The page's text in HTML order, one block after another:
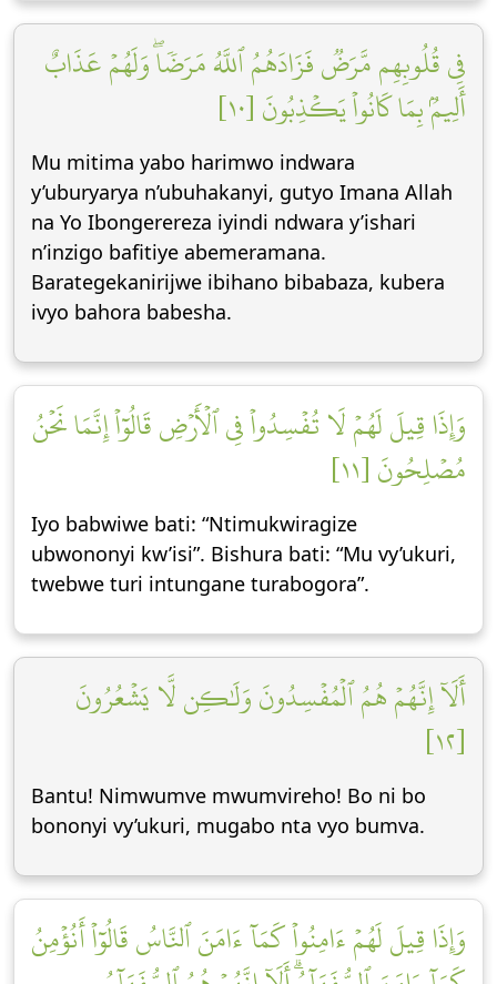
فِي قُلُوبِهِم مَّرَضٞ فَزَادَهُمُ ٱللَّهُ مَرَضٗاۖ وَلَهُمۡ عَذَابٌ
أَلِيمُۢ بِمَا كَانُواْ يَكۡذِبُونَ [١٠]
Mu mitima yabo harimwo indwara
y’uburyarya n’ubuhakanyi, gutyo Imana Allah
na Yo Ibongerereza iyindi ndwara y’ishari
n’inzigo bafitiye abemeramana.
Barategekanirijwe ibihano bibabaza, kubera
ivyo bahora babesha.
وَإِذَا قِيلَ لَهُمۡ لَا تُفۡسِدُواْ فِي ٱلۡأَرۡضِ قَالُوٓاْ إِنَّمَا نَحۡنُ
مُصۡلِحُونَ [١١]
Iyo babwiwe bati: “Ntimukwiragize
ubwononyi kw’isi”. Bishura bati: “Mu vy’ukuri,
twebwe turi intungane turabogora”.
أَلَآ إِنَّهُمۡ هُمُ ٱلۡمُفۡسِدُونَ وَلَٰكِن لَّا يَشۡعُرُونَ
[١٢]
Bantu! Nimwumve mwumvireho! Bo ni bo
bononyi vy’ukuri, mugabo nta vyo bumva.
وَإِذَا قِيلَ لَهُمۡ ءَامِنُواْ كَمَآ ءَامَنَ ٱلنَّاسُ قَالُوٓاْ أَنُؤۡمِنُ